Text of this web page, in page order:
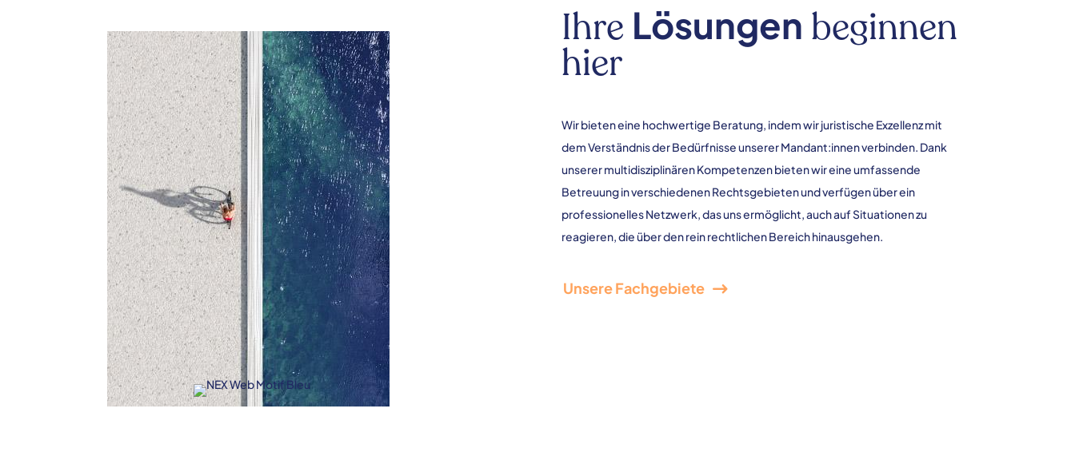
Ihre Lösungen beginnen
hier
Wir bieten eine hochwertige Beratung, indem wir juristische Exzellenz mit
dem Verständnis der Bedürfnisse unserer Mandant:innen verbinden. Dank
unserer multidisziplinären Kompetenzen bieten wir eine umfassende
Betreuung in verschiedenen Rechtsgebieten und verfügen über ein
professionelles Netzwerk, das uns ermöglicht, auch auf Situationen zu
reagieren, die über den rein rechtlichen Bereich hinausgehen.
Unsere Fachgebiete